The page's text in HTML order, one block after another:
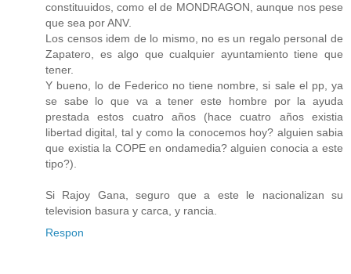
constituuidos, como el de MONDRAGON, aunque nos pese
que sea por ANV.
Los censos idem de lo mismo, no es un regalo personal de
Zapatero, es algo que cualquier ayuntamiento tiene que
tener.
Y bueno, lo de Federico no tiene nombre, si sale el pp, ya
se sabe lo que va a tener este hombre por la ayuda
prestada estos cuatro años (hace cuatro años existia
libertad digital, tal y como la conocemos hoy? alguien sabia
que existia la COPE en ondamedia? alguien conocia a este
tipo?).
Si Rajoy Gana, seguro que a este le nacionalizan su
television basura y carca, y rancia.
Respon